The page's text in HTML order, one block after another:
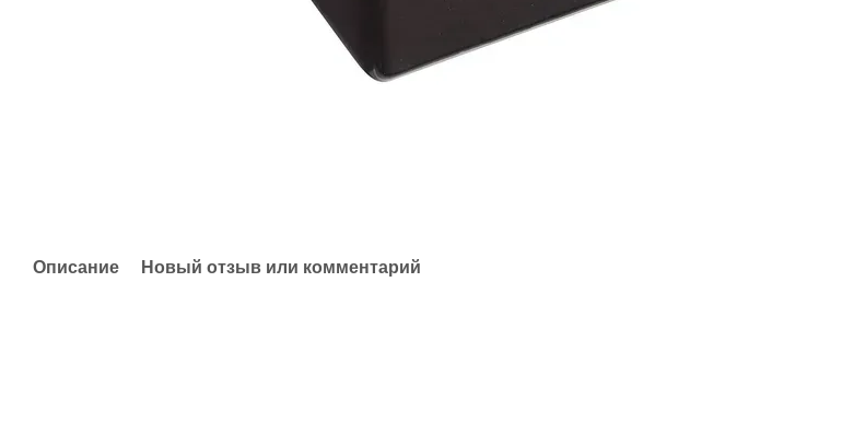
Описание Новый отзыв или комментарий